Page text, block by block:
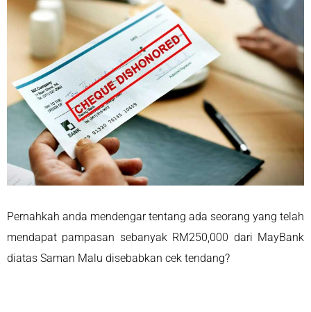
Pernahkah anda mendengar tentang ada seorang yang telah
mendapat pampasan sebanyak RM250,000 dari MayBank
diatas Saman Malu disebabkan cek tendang?